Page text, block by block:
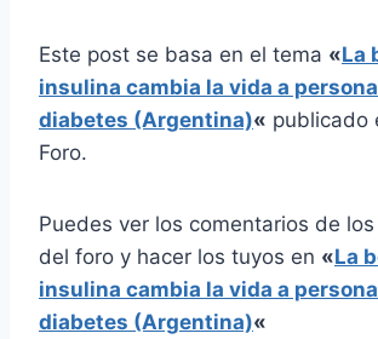
Este post se basa en el tema «La
insulina cambia la vida a
diabetes (Argentina)« publicado
Foro.
Puedes ver los comentarios de
del foro y hacer los tuyos en «La
insulina cambia la vida a
diabetes (Argentina)«